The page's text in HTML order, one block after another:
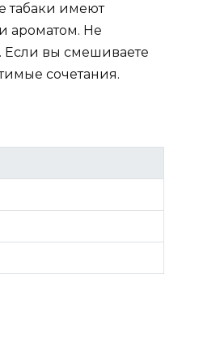
табаки имеют
ароматом. Не
Если вы смешиваете
сочетания.